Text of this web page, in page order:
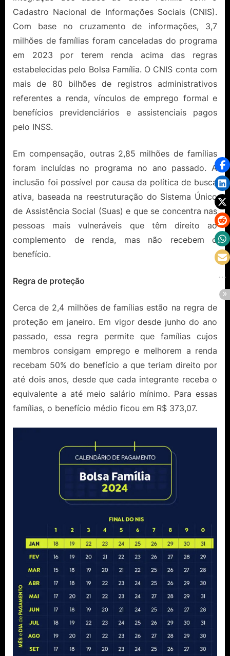
Cadastro Nacional de Informações Sociais (CNIS).
Com base no cruzamento de informações, 3,7
milhões de famílias foram canceladas do programa
em 2023 por terem renda acima das regras
estabelecidas pelo Bolsa Família. O CNIS conta com
mais de 80 bilhões de registros administrativos
referentes a renda, vínculos de emprego formal e
benefícios previdenciários e assistenciais pagos
pelo INSS.
Em compensação, outras 2,85 milhões de famílias
foram incluídas no programa no ano passado. A
inclusão foi possível por causa da política de busca
ativa, baseada na reestruturação do Sistema Único
de Assistência Social (Suas) e que se concentra nas
pessoas mais vulneráveis que têm direito ao
complemento de renda, mas não recebem o
benefício.
Regra de proteção
Cerca de 2,4 milhões de famílias estão na regra de
proteção em janeiro. Em vigor desde junho do ano
passado, essa regra permite que famílias cujos
membros consigam emprego e melhorem a renda
recebam 50% do benefício a que teriam direito por
até dois anos, desde que cada integrante receba o
equivalente a até meio salário mínimo. Para essas
famílias, o benefício médio ficou em R$ 373,07.